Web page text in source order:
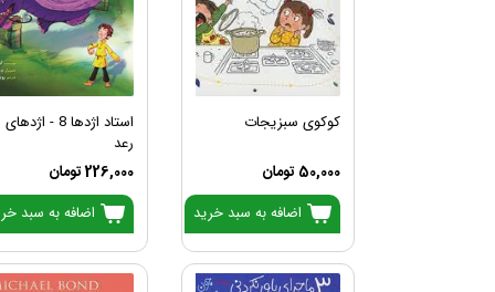
کوکوی سبزیجات
50,000 تومان
اضافه به سبد خرید
استاد اژدها 8 - اژدهای
رعد
226,000 تومان
اضافه به سبد